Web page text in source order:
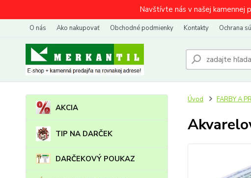
Navštívte nás v našej kamennej
O nás Ako nakupovať Obchodné podmienky Kontakty Ochrana
AKCIA
TIP NA DARČEK
DARČEKOVÝ POUKAZ
Úvod FARBY A